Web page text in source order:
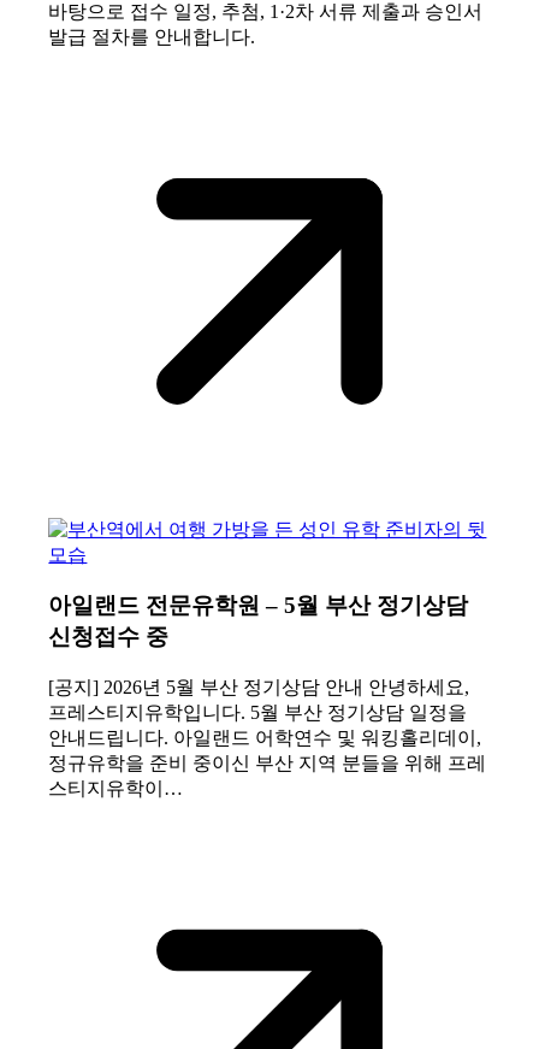
바탕으로 접수 일정, 추첨, 1·2차 서류 제출과 승인서
발급 절차를 안내합니다.
아일랜드 전문유학원 – 5월 부산 정기상담
신청접수 중
[공지] 2026년 5월 부산 정기상담 안내 안녕하세요,
프레스티지유학입니다. 5월 부산 정기상담 일정을
안내드립니다. 아일랜드 어학연수 및 워킹홀리데이,
정규유학을 준비 중이신 부산 지역 분들을 위해 프레
스티지유학이…